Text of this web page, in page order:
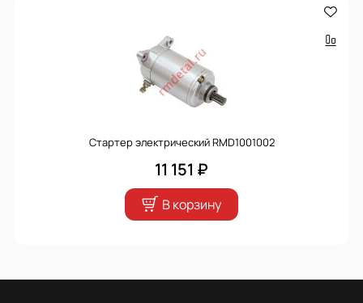
Стартер электрический RMD1001002
11 151 ₽
В корзину